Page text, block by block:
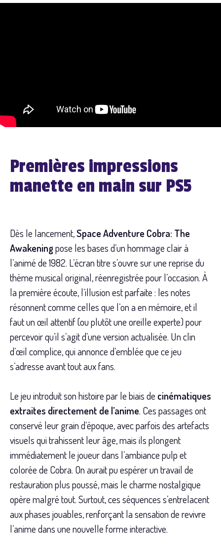
Premières impressions
manette en main sur PS5
Dès le lancement,Space Adventure Cobra: The
Awakeningpose les bases d’un hommage clair à
l’animé de 1982. L’écran titre s’ouvre sur une reprise du
thème musical original, réenregistrée pour l’occasion. À
la première écoute, l’illusion est parfaite : les notes
résonnent comme celles que l’on a en mémoire, et il
faut un œil attentif (ou plutôt une oreille experte) pour
percevoir qu’il s’agit d’une version actualisée. Un clin
d’œil complice, qui annonce d’emblée que ce jeu
s’adresse avant tout aux fans.
Le jeu introduit son histoire par le biais de cinématiques
extraites directement de l’anime. Ces passages ont
conservé leur grain d’époque, avec parfois des artefacts
visuels qui trahissent leur âge, mais ils plongent
immédiatement le joueur dans l’ambiance pulp et
colorée de Cobra. On aurait pu espérer un travail de
restauration plus poussé, mais le charme nostalgique
opère malgré tout. Surtout, ces séquences s’entrelacent
aux phases jouables, renforçant la sensation de revivre
l’anime dans une nouvelle forme interactive.